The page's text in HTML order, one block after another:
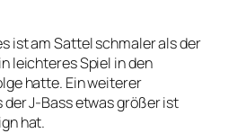
ist am Sattel schmaler als der
leichteres Spiel in den
hatte. Ein weiterer
J-Bass etwas größer ist
hat.